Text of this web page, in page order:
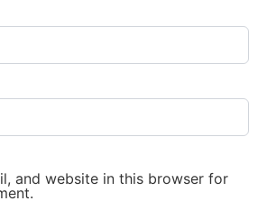
and website in this browser for